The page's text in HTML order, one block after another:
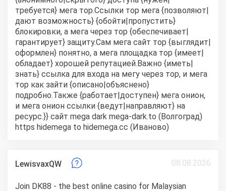
требуется} мега тор.Ссылки тор мега {позволяют|
дают возможность} {обойти|пропустить}
блокировки, а мега через тор {обеспечивает|
гарантирует} защиту.Сам мега сайт тор {выглядит|
оформлен} понятно, а мега площадка тор {имеет|
обладает} хорошей репутацией.Важно {иметь|
знать} ссылка для входа на мегу через тор, и мега
тор как зайти {описано|объяснено}
подробно.Также {работает|доступен} мега онион,
и мега онион ссылки {ведут|направляют} на
ресурс.}} сайт mega dark mega-dark.to (Волгоград)
https hidemega to hidemega.cc (Иваново)
LewisvaxQW 08.08.2026
Join DK88 - the best online casino for Malaysian